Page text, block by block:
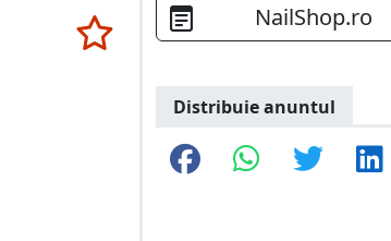
NailShop.ro
Distribuie anuntul